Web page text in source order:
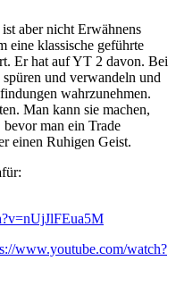
aber nicht Erwähnens
eine klassische geführte
Er hat auf YT 2 davon. Bei
und verwandeln und
wahrzunehmen.
Man kann sie machen,
man ein Trade
einen Ruhigen Geist.
www.youtube.com/watch?